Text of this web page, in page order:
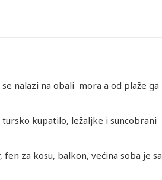
nalazi na obali mora a od plaže ga
kupatilo, ležaljke i suncobrani
za kosu, balkon, većina soba je sa